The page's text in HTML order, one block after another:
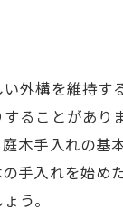
外構を維持す
ることがあ
木手入れの
手入れを始
う。